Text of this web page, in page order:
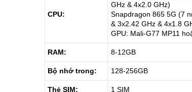
CPU:
GHz & 4x2.0 GHz)
Snapdragon 865 5G (7
& 3x2.42 GHz & 4x1.8
GPU: Mali-G77 MP11
RAM: 8-12GB
Bộ nhớ trong: 128-256GB
Thẻ SIM: 1 SIM